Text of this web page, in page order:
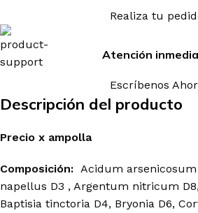
Realiza tu
Atención
Escríbenos
Descripción del producto
Precio x ampolla
Composición: Acidum
napellus D3 , Argentum nitricum
Baptisia tinctoria D4, Bryonia D6,